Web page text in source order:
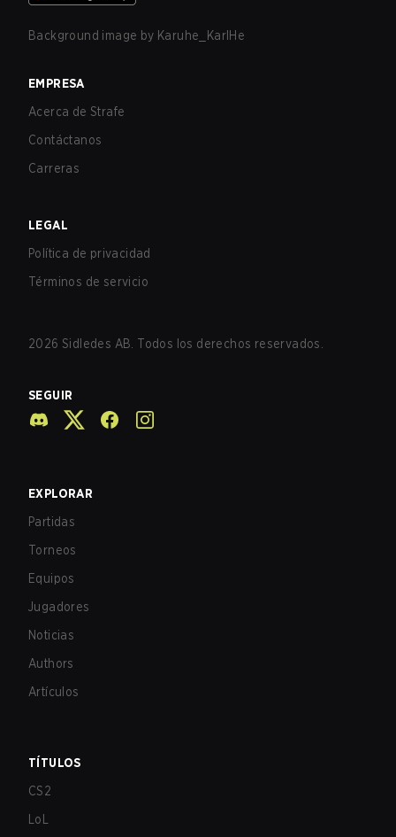
Background image by Karuhe_KarlHe
EMPRESA
Acerca de Strafe
Contáctanos
Carreras
LEGAL
Política de privacidad
Términos de servicio
2026 Sidledes AB. Todos los derechos reservados.
SEGUIR
EXPLORAR
Partidas
Torneos
Equipos
Jugadores
Noticias
Authors
Artículos
TÍTULOS
CS2
LoL